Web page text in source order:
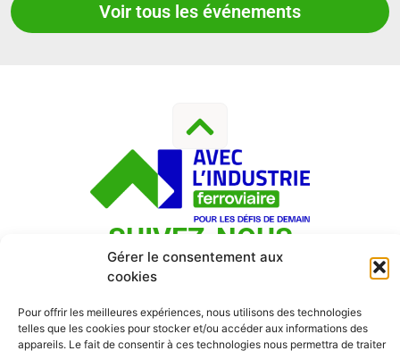
Gérer le consentement aux
cookies
Pour offrir les meilleures expériences, nous utilisons des technologies
telles que les cookies pour stocker et/ou accéder aux informations des
appareils. Le fait de consentir à ces technologies nous permettra de traiter
Voir tous les événements
SUIVEZ-NOUS
Contact|Mentions Légales|Politique De Confidentialité
Et Vie Privée| Crédits :Codixis